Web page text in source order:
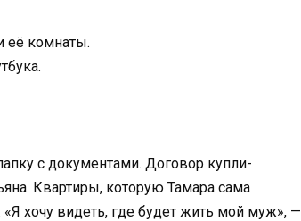
её комнаты.
с документами. Договор купли-
Квартиры, которую Тамара сама
хочу видеть, где будет жить мой муж», —